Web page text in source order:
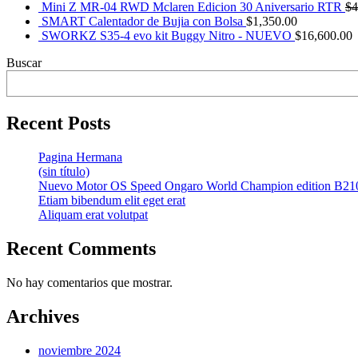
Mini Z MR-04 RWD Mclaren Edicion 30 Aniversario RTR $
SMART Calentador de Bujia con Bolsa $1,350.00
SWORKZ S35-4 evo kit Buggy Nitro - NUEVO $16,600.00
Buscar
Recent Posts
Pagina Hermana
(sin título)
Nuevo Motor OS Speed Ongaro World Champion edition
Etiam bibendum elit eget erat
Aliquam erat volutpat
Recent Comments
No hay comentarios que mostrar.
Archives
noviembre 2024